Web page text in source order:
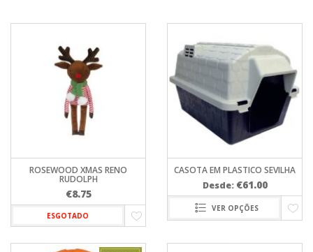
ROSEWOOD XMAS RENO
RUDOLPH
€8.75
ESGOTADO
CASOTA EM PLASTICO SEVILHA
Desde: €61.00
VER OPÇÕES